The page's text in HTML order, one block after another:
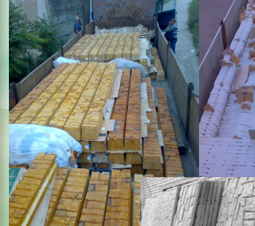
Крышки для заборов
ВОРОТА КАЛИТКИ РЕШЕТКИ
Садовый декор
Шлакоблок
Бордюры,водостоки
Гипсовая плитка